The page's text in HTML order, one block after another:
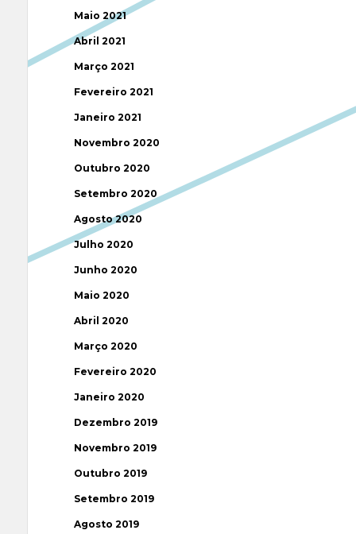
Maio 2021
Abril 2021
Março 2021
Fevereiro 2021
Janeiro 2021
Novembro 2020
Outubro 2020
Setembro 2020
Agosto 2020
Julho 2020
Junho 2020
Maio 2020
Abril 2020
Março 2020
Fevereiro 2020
Janeiro 2020
Dezembro 2019
Novembro 2019
Outubro 2019
Setembro 2019
Agosto 2019